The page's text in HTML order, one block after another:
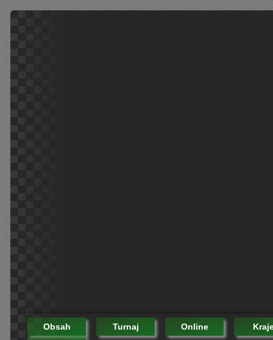
Obsah Turnaj Online